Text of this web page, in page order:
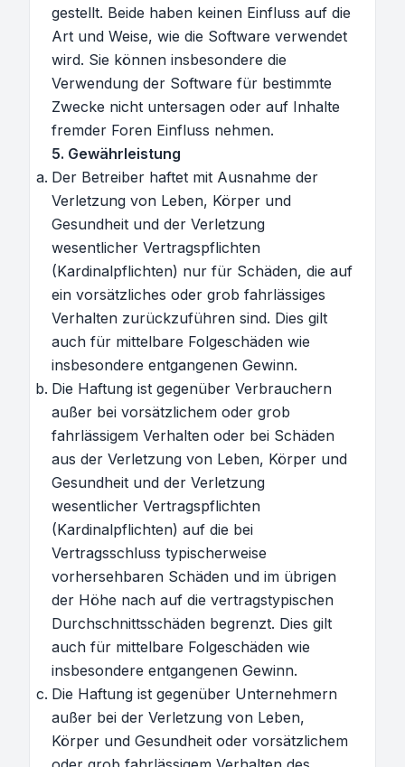
gestellt. Beide haben keinen Einfluss auf die
Art und Weise, wie die Software verwendet
wird. Sie können insbesondere die
Verwendung der Software für bestimmte
Zwecke nicht untersagen oder auf Inhalte
fremder Foren Einfluss nehmen.
5. Gewährleistung
Der Betreiber haftet mit Ausnahme der
Verletzung von Leben, Körper und
Gesundheit und der Verletzung
wesentlicher Vertragspflichten
(Kardinalpflichten) nur für Schäden, die auf
ein vorsätzliches oder grob fahrlässiges
Verhalten zurückzuführen sind. Dies gilt
auch für mittelbare Folgeschäden wie
insbesondere entgangenen Gewinn.
Die Haftung ist gegenüber Verbrauchern
außer bei vorsätzlichem oder grob
fahrlässigem Verhalten oder bei Schäden
aus der Verletzung von Leben, Körper und
Gesundheit und der Verletzung
wesentlicher Vertragspflichten
(Kardinalpflichten) auf die bei
Vertragsschluss typischerweise
vorhersehbaren Schäden und im übrigen
der Höhe nach auf die vertragstypischen
Durchschnittsschäden begrenzt. Dies gilt
auch für mittelbare Folgeschäden wie
insbesondere entgangenen Gewinn.
Die Haftung ist gegenüber Unternehmern
außer bei der Verletzung von Leben,
Körper und Gesundheit oder vorsätzlichem